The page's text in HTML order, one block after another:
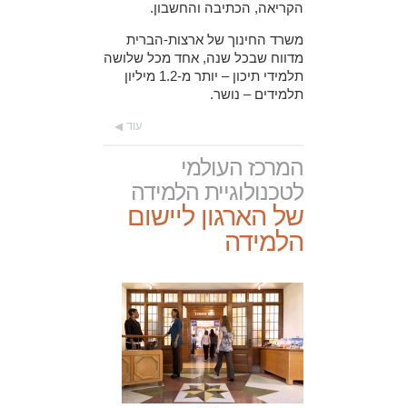
הקריאה, הכתיבה והחשבון.
משרד החינוך של ארצות-הברית
מדווח שבכל שנה, אחד מכל שלושה
תלמידי תיכון – יותר מ-1.2 מיליון
תלמידים – נושר.
עוד
המרכז העולמי
לטכנולוגיית הלמידה
של הארגון ליישום
הלמידה